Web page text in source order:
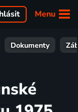
Menu
Dokumenty